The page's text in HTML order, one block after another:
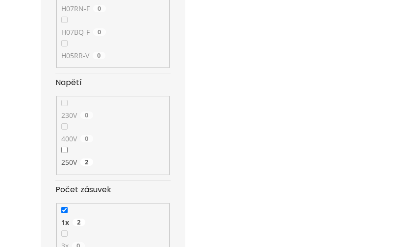
H07RN-F 0
H07BQ-F 0
H05RR-V 0
Napětí
230V 0
400V 0
250V 2
Počet zásuvek
1x 2